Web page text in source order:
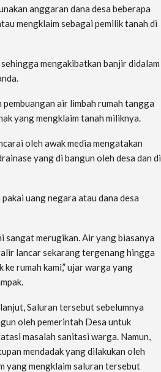
anggaran dana desa beberapa
mengklaim sebagai pemilik tanah di
mengakibatkan banjir didalam
air limbah rumah tangga
yang mengklaim tanah miliknya.
oleh awak media mengatakan
yang di bangun oleh desa dan di
uang negara atau dana desa
sangat merugikan. Air yang biasanya
lancar sekarang tergenang hingga
ke rumah kami,” ujar warga yang
Saluran tersebut sebelumnya
oleh pemerintah Desa untuk
masalah sanitasi warga. Namun,
mendadak yang dilakukan oleh
yang mengklaim saluran tersebut